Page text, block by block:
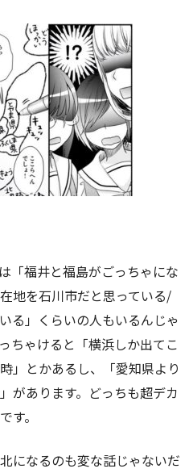
「福井と福島がごっちゃにな
地を石川市だと思っている/
る」くらいの人もいるんじゃ
ちゃけると「横浜しか出てこ
」とかあるし、「愛知県より
があります。どっちも超デカ
す。
になるのも変な話じゃないだ